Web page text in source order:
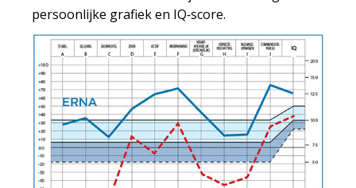
persoonlijke grafiek en IQ‑score.